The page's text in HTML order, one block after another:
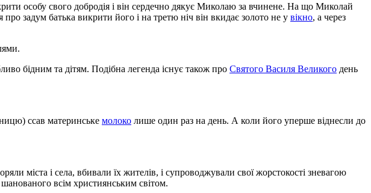
особу свого добродія і він сердечно дякує Миколаю за вчинене. На що Миколай
задум батька викрити його і на третю ніч він вкидає золото не у вікно, а через
бідним та дітям. Подібна легенда існує також про Святого Василя Великого день
ссав материнське молоко лише один раз на день. А коли його уперше віднесли до
міста і села, вбивали їх жителів, і супроводжували свої жорстокості зневагою
всім християнським світом.